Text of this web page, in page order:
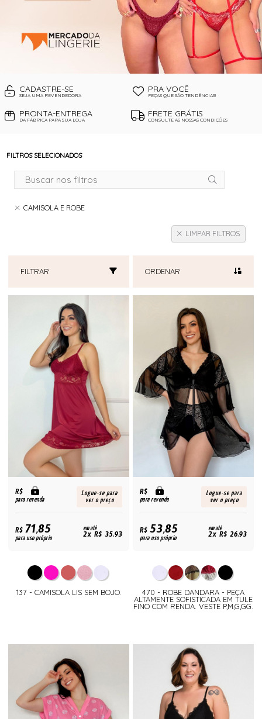
CADASTRE-SE
SEJA UMA REVENDEDORA
PRA VOCÊ
PEÇAS QUE SÃO TENDÊNCIAS!
PRONTA-ENTREGA
DA FÁBRICA PARA SUA LOJA
FRETE GRÁTIS
CONSULTE AS NOSSAS CONDIÇÕES
FILTROS SELECIONADOS
CAMISOLA E ROBE
LIMPAR FILTROS
FILTRAR ORDENAR
R$
para revenda
Logue-se para
ver o preço
R$71,85
para uso próprio
em até
2x R$ 35,93
137 - CAMISOLA LIS SEM BOJO.
R$
para revenda
Logue-se para
ver o preço
R$53,85
para uso próprio
em até
2x R$ 26,93
470 - ROBE DANDARA - PEÇA
ALTAMENTE SOFISTICADA EM TULE
FINO COM RENDA. VESTE P,M,G,GG.